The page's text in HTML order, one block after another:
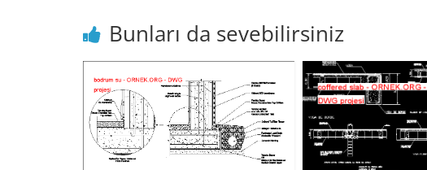
Bunları da sevebilirsiniz